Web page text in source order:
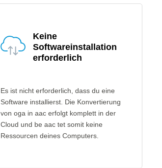
Keine
Softwareinstallation
erforderlich
Es ist nicht erforderlich, dass du eine
Software installierst. Die Konvertierung
von oga in aac erfolgt komplett in der
Cloud und be aac tet somit keine
Ressourcen deines Computers.